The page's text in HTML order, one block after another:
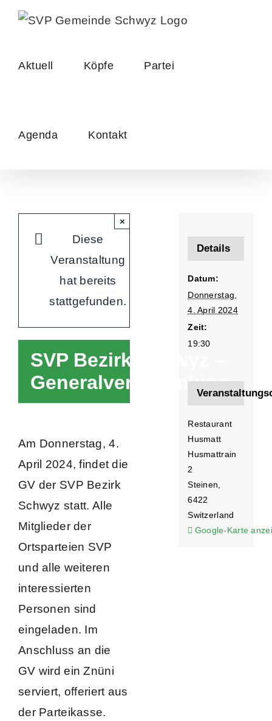
Skip
Aktuell Köpfe Partei
Agenda Kontakt
Diese
Veranstaltung
hat bereits
stattgefunden.
×
SVP Bezirk Schwyz –
Generalversammlung
Am Donnerstag, 4.
April 2024, findet die
GV der SVP Bezirk
Schwyz statt. Alle
Mitglieder der
Ortsparteien SVP
und alle weiteren
interessierten
Personen sind
eingeladen. Im
Anschluss an die
GV wird ein Znüni
serviert, offeriert aus
der Parteikasse.
Details
Datum:
Donnerstag,
4. April 2024
Zeit:
19:30
Restaurant
Husmatt
Husmattrain
2
Steinen
6422
Switzerland
Google-Karte